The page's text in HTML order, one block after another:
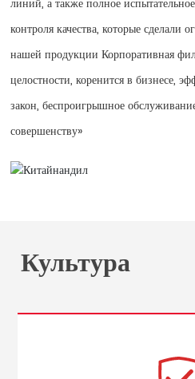
линий, а также полное
контроля качества, которые сделали
нашей продукции Корпоративная
целостности, коренится в бизнесе,
закон, беспроигрышное
совершенству»
Культура